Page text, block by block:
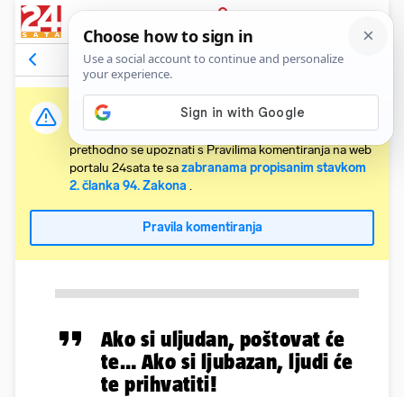
PRIJAVA
Komentari Relevantni
Važna obavijest:
Svaki korisnik koji želi komentirati članke obvezan je
prethodno se upoznati s Pravilima komentiranja na web
portalu 24sata te sazabranama propisanim stavkom
2. članka 94. Zakona .
Pravila komentiranja
Ako si uljudan, poštovat će
te… Ako si ljubazan, ljudi će
te prihvatiti!